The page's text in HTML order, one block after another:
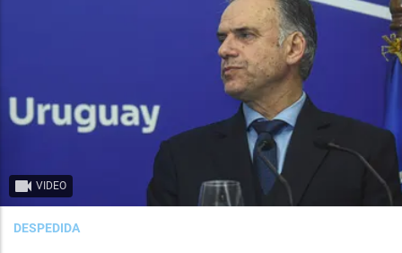
VIDEO
DESPEDIDA